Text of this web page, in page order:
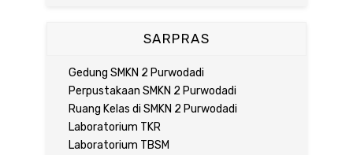
SARPRAS
Gedung SMKN 2 Purwodadi
Perpustakaan SMKN 2 Purwodadi
Ruang Kelas di SMKN 2 Purwodadi
Laboratorium TKR
Laboratorium TBSM